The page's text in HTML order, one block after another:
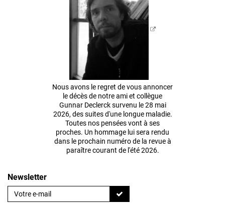
Nous avons le regret de vous annoncer
le décès de notre ami et collègue
Gunnar Declerck survenu le 28 mai
2026, des suites d'une longue maladie.
Toutes nos pensées vont à ses
proches. Un hommage lui sera rendu
dans le prochain numéro de la revue à
paraître courant de l'été 2026.
Newsletter